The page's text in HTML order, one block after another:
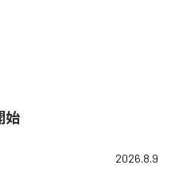
始
2026.8.9